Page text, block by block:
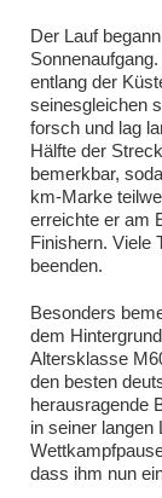
Der Lauf
entlang der
seinesgleichen
forsch und lag
Hälfte der
bemerkbar,
km-Marke
erreichte er am
Finishern. Viele
beenden.
Besonders
dem
Altersklasse
den besten
herausragende
in seiner langen
dass ihm nun